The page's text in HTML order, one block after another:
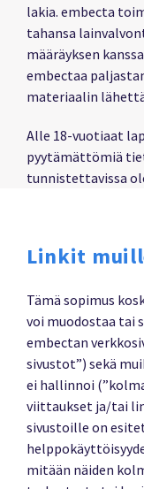
lakia. embecta
tahansa
määräyksen
embectaa
materiaalin
Alle 18-vuotiaat
pyytämättömiä
tunnistettavissa
Linkit
Tämä sopimus
voi muodostaa tai
embectan
sivustot”) sekä
ei hallinnoi
viittaukset ja/tai
sivustoille on
mitään näiden